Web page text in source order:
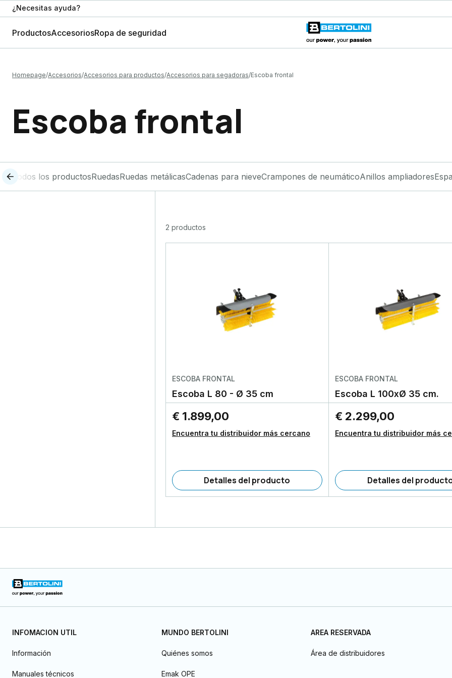
¿Necesitas ayuda?
ProductosAccesoriosRopa de seguridad
Homepage Accesorios Accesorios para productos Accesorios para segadoras Escoba frontal
Escoba frontal
Todos los productosRuedasRuedas metálicasCadenas para nieveCrampones de neumáticoAnillos ampliadores
2 productos
ESCOBA FRONTAL
Escoba L 80 - Ø 35 cm
€ 1.899,00
Encuentra tu distribuidor más cercano
Detalles del producto
ESCOBA FRONTAL
Escoba L 100xØ 35 cm.
€ 2.299,00
Encuentra tu distribuidor más
Detalles del
INFOMACION UTIL
Información
Manuales técnicos
MUNDO BERTOLINI
Quiénes somos
Emak OPE
AREA RESERVADA
Área de distribuidores